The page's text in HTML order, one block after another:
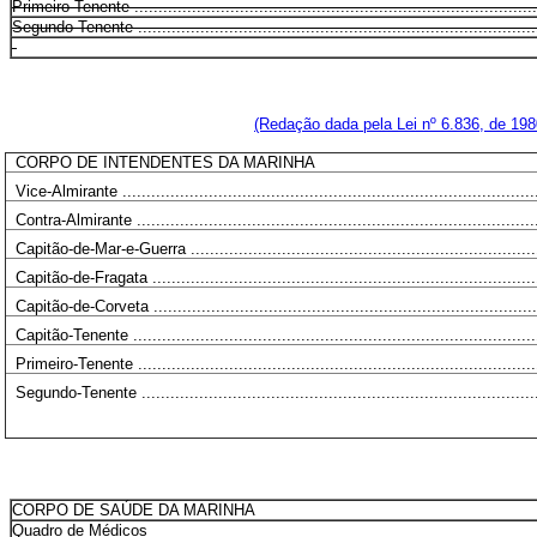
Primeiro-Tenente
Segundo-Tenente
(Redação dada pela Lei nº 6.836, de
CORPO DE INTENDENTES DA MARINHA
Vice-Almirante
Contra-Almirante
Capitão-de-Mar-e-Guerra
Capitão-de-Fragata
Capitão-de-Corveta
Capitão-Tenente
Primeiro-Tenente
Segundo-Tenente
CORPO DE SAÚDE DA MARINHA
Quadro de Médicos